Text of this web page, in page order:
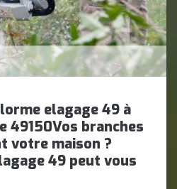
elagage 49 à
49150Vos branches
votre maison ?
49 peut vous